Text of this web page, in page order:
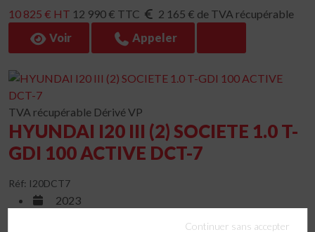
10 825 € HT 12 990 € TTC
2 165 € de TVA récupérable
Voir
Appeler
TVA récupérable Dérivé VP
HYUNDAI I20 III (2) SOCIETE 1.0 T-
GDI 100 ACTIVE DCT-7
Réf: I20DCT7
2023
Continuer sans accepter